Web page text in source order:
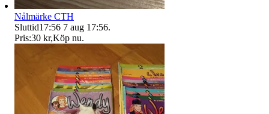
Nålmärke CTH
Sluttid17:56 7 aug 17:56.
Pris:30 kr,Köp nu.